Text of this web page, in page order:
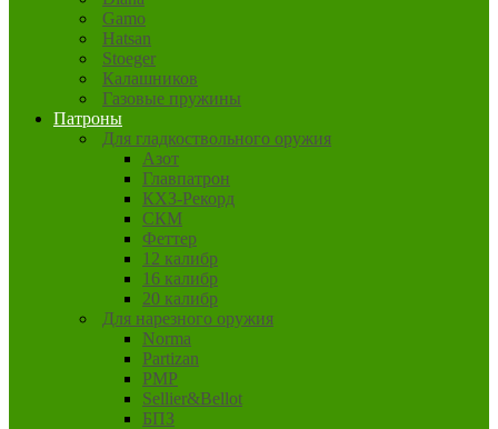
Gamo
Hatsan
Stoeger
Калашников
Газовые пружины
Патроны
Для гладкоствольного оружия
Азот
Главпатрон
КХЗ-Рекорд
СКМ
Феттер
12 калибр
16 калибр
20 калибр
Для нарезного оружия
Norma
Partizan
PMP
Sellier&Bellot
БПЗ